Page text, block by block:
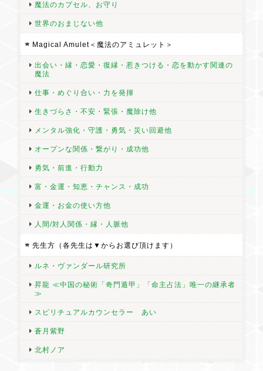
をしっかり持ち、再出発 で前に進め！ とまさにピッタリです
2026/07/03
色々なハートがあるけれど、ぷっくりしていてなんてかわいいの
いよう濡らさないように大切にしたいです。 昨日受け取りまし
2026/07/03
す。気持ちが落ち着きそうです。健康秘石チャームも小さくかわ
魔法のカプセル、お守り
世界のおまじない他
Magical Amulet＜魔法のアミュレット＞
出会い・縁・恋愛・復縁・惹きつける・恋を動かす関連の
魔法
仕事・めぐり合い・力を発揮
生きづらさ・不安・緊張・魔除け他
メンタル強化・守護・勇気・災い回避他
オープンな関係・繋がり・成功他
勇気・前進・行動力
富・金運・知恵・チャンス・成功
金運・お金の使い方他
人間/対人関係・縁・人脈他
先生方（各先生は▼からお選び頂けます）
ルネ・ヴァンダール研究所
昇龍 ≪中国の秘術「奇門遁甲」「命主占法」唯一の継承者
≫
スピリチュアルカウンセラー あい
蒼月紫野
北村ノア